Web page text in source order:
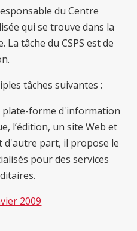
du Centre
qui se trouve dans la
La tâche du CSPS est de
tâches suivantes :
forme d'information
l’édition, un site Web et
d'autre part, il propose le
pour des services
2009